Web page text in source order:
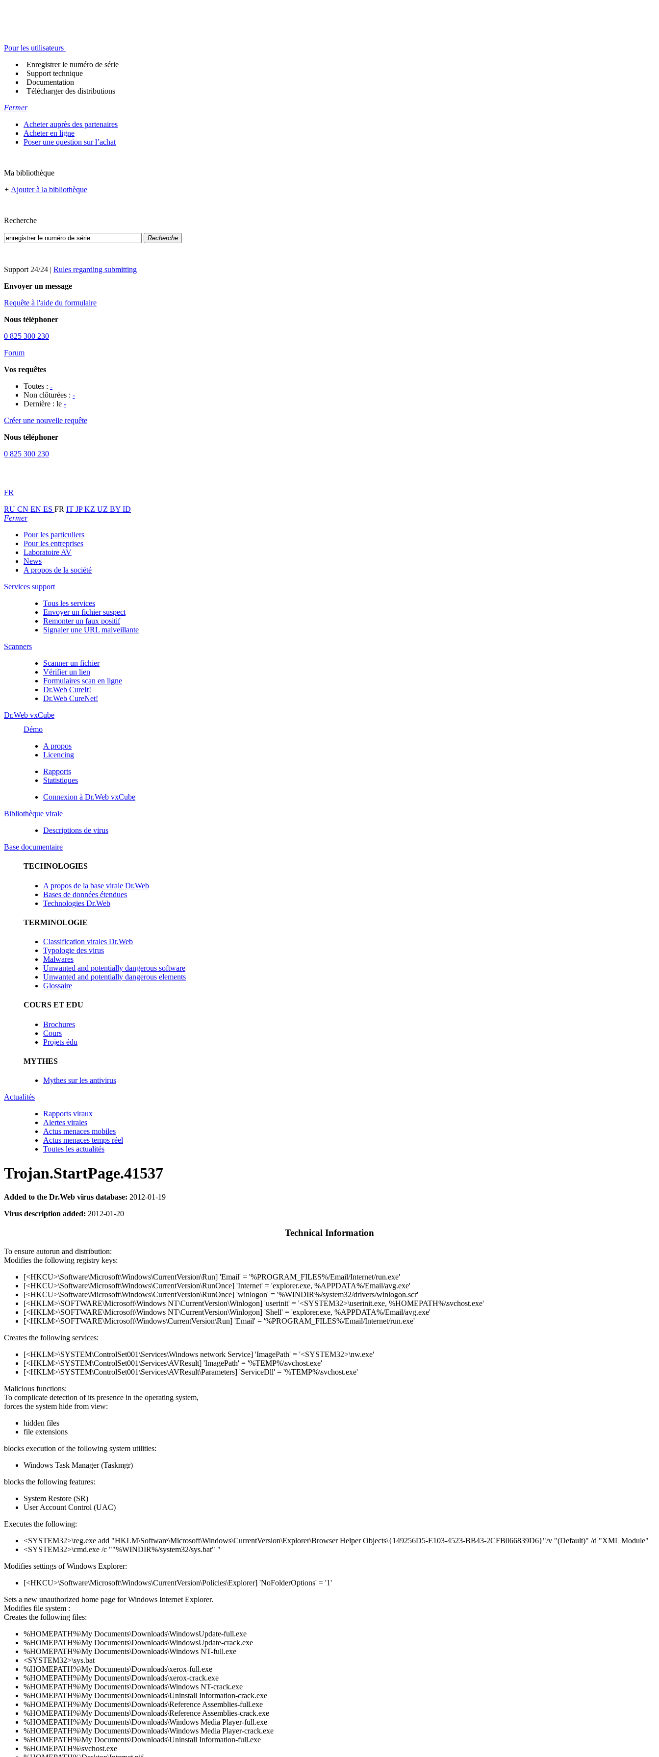
Pour les utilisateurs
Enregistrer le numéro de série
Support technique
Documentation
Télécharger des distributions
Fermer
Acheter auprès des partenaires
Acheter en ligne
Poser une question sur l’achat
Ma bibliothèque
+ Ajouter à la bibliothèque
Recherche
Recherche
Support 24/24 | Rules regarding submitting
Envoyer un message
Requête à l'aide du formulaire
Nous téléphoner
0 825 300 230
Forum
Vos requêtes
Toutes : -
Non clôturées : -
Dernière : le -
Créer une nouvelle requête
Nous téléphoner
0 825 300 230
FR
RU CN EN ES FR IT JPKZ UZ BY ID
Fermer
Pour les particuliers
Pour les entreprises
Laboratoire AV
News
A propos de la société
Services support
Tous les services
Envoyer un fichier suspect
Remonter un faux positif
Signaler une URL malveillante
Scanners
Scanner un fichier
Vérifier un lien
Formulaires scan en ligne
Dr.Web CureIt!
Dr.Web CureNet!
Dr.Web vxCube
Démo
A propos
Licencing
Rapports
Statistiques
Connexion à Dr.Web vxCube
Bibliothèque virale
Descriptions de virus
Base documentaire
TECHNOLOGIES
A propos de la base virale Dr.Web
Bases de données étendues
Technologies Dr.Web
TERMINOLOGIE
Classification virales Dr.Web
Typologie des virus
Malwares
Unwanted and potentially dangerous software
Unwanted and potentially dangerous elements
Glossaire
COURS ET EDU
Brochures
Cours
Projets édu
MYTHES
Mythes sur les antivirus
Actualités
Rapports viraux
Alertes virales
Actus menaces mobiles
Actus menaces temps réel
Toutes les actualités
Trojan.StartPage.41537
Added to the Dr.Web virus database: 2012-01-19
Virus description added: 2012-01-20
Technical Information
To ensure autorun and distribution:
Modifies the following registry keys:
[<HKCU>\Software\Microsoft\Windows\CurrentVersion\Run] 'Email' = '%PROGRAM_FILES%/Email/Internet/run.exe'
[<HKCU>\Software\Microsoft\Windows\CurrentVersion\RunOnce] 'Internet' = 'explorer.exe, %APPDATA%/Email/avg.exe'
[<HKCU>\Software\Microsoft\Windows\CurrentVersion\RunOnce] 'winlogon' = '%WINDIR%/system32/drivers/winlogon.scr'
[<HKLM>\SOFTWARE\Microsoft\Windows NT\CurrentVersion\Winlogon] 'userinit' = '<SYSTEM32>\userinit.exe, %HOMEPATH%\svchost.exe'
[<HKLM>\SOFTWARE\Microsoft\Windows NT\CurrentVersion\Winlogon] 'Shell' = 'explorer.exe, %APPDATA%/Email/avg.exe'
[<HKLM>\SOFTWARE\Microsoft\Windows\CurrentVersion\Run] 'Email' = '%PROGRAM_FILES%/Email/Internet/run.exe'
Creates the following services:
[<HKLM>\SYSTEM\ControlSet001\Services\Windows network Service] 'ImagePath' = '<SYSTEM32>\nw.exe'
[<HKLM>\SYSTEM\ControlSet001\Services\AVResult] 'ImagePath' = '%TEMP%\svchost.exe'
[<HKLM>\SYSTEM\ControlSet001\Services\AVResult\Parameters] 'ServiceDll' = '%TEMP%\svchost.exe'
Malicious functions:
To complicate detection of its presence in the operating system,
forces the system hide from view:
hidden files
file extensions
blocks execution of the following system utilities:
Windows Task Manager (Taskmgr)
blocks the following features:
System Restore (SR)
User Account Control (UAC)
Executes the following:
<SYSTEM32>\reg.exe add "HKLM\Software\Microsoft\Windows\CurrentVersion\Explorer\Browser Helper Objects\{149256D5-E103-4523-BB43-2CFB066839D6}"/v "(Default)" /d "XML Module"
<SYSTEM32>\cmd.exe /c ""%WINDIR%/system32/sys.bat" "
Modifies settings of Windows Explorer:
[<HKCU>\Software\Microsoft\Windows\CurrentVersion\Policies\Explorer] 'NoFolderOptions' = '1'
Sets a new unauthorized home page for Windows Internet Explorer.
Modifies file system :
Creates the following files:
%HOMEPATH%\My Documents\Downloads\WindowsUpdate-full.exe
%HOMEPATH%\My Documents\Downloads\WindowsUpdate-crack.exe
%HOMEPATH%\My Documents\Downloads\Windows NT-full.exe
<SYSTEM32>\sys.bat
%HOMEPATH%\My Documents\Downloads\xerox-full.exe
%HOMEPATH%\My Documents\Downloads\xerox-crack.exe
%HOMEPATH%\My Documents\Downloads\Windows NT-crack.exe
%HOMEPATH%\My Documents\Downloads\Uninstall Information-crack.exe
%HOMEPATH%\My Documents\Downloads\Reference Assemblies-full.exe
%HOMEPATH%\My Documents\Downloads\Reference Assemblies-crack.exe
%HOMEPATH%\My Documents\Downloads\Windows Media Player-full.exe
%HOMEPATH%\My Documents\Downloads\Windows Media Player-crack.exe
%HOMEPATH%\My Documents\Downloads\Uninstall Information-full.exe
%HOMEPATH%\svchost.exe